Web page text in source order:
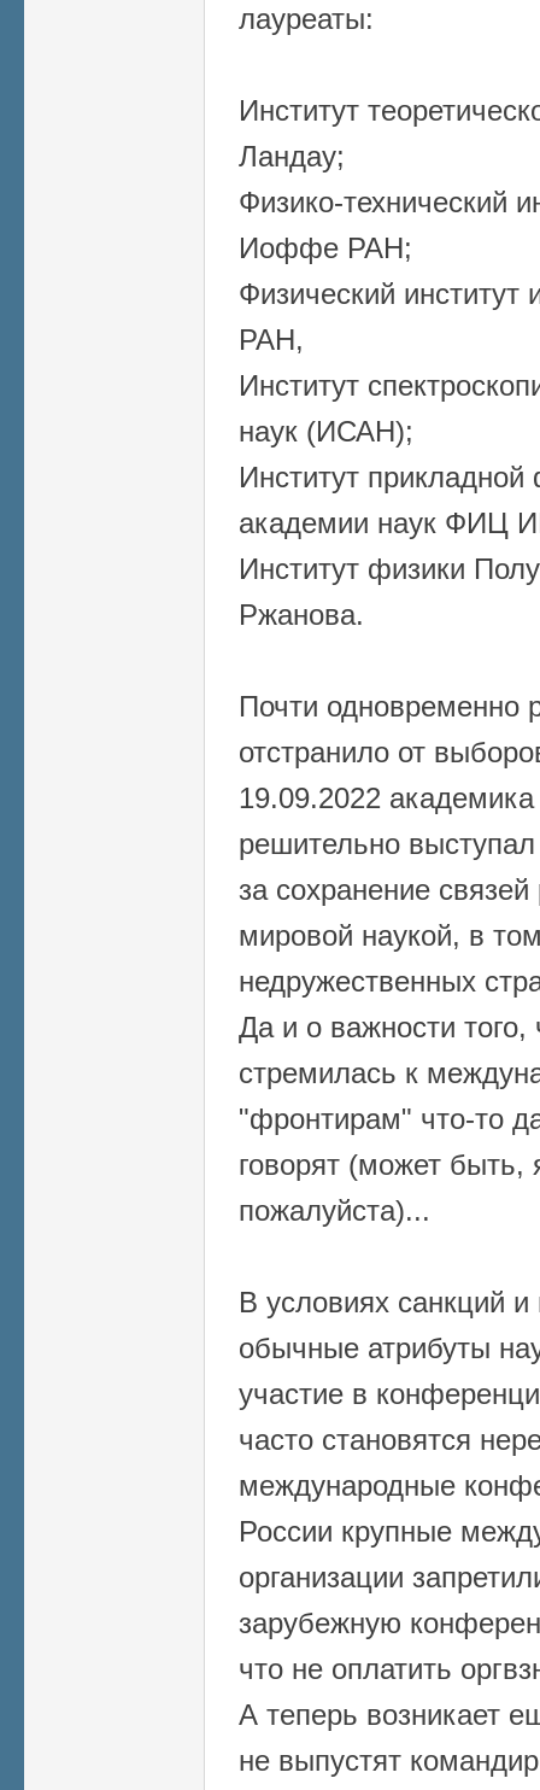
лауреаты:
Институт
Ландау;
Физико-технический
Иоффе РАН;
Физический
РАН,
Институт
наук (ИСАН);
Институт
академии наук ФИЦ
Институт физики
Ржанова.
Почти одновременно
отстранило от
19.09.2022
решительно
за сохранение связей
мировой наукой, в
недружественных
Да и о важности того,
стремилась к
"фронтирам" что-то
говорят (может быть,
пожалуйста)...
В условиях санкций
обычные атрибуты
участие в
часто становятся
международные
России крупные
организации
зарубежную
что не оплатить
А теперь возникает
не выпустят